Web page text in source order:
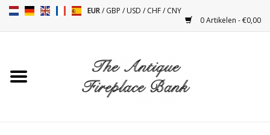
EUR/GBP /USD /CHF/CNY
0 Artikelen - €0,00